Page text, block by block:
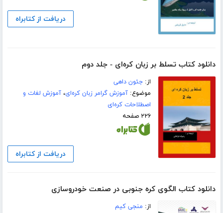
دریافت از کتابراه
دانلود کتاب تسلط بر زبان کره‌ای - جلد دوم
از:جئون داهی
موضوع:آموزش گرامر زبان کره‌ای،آموزش لغات و
اصطلاحات کره‌ای
۲۲۶ صفحه
دریافت از کتابراه
دانلود کتاب الگوی کره جنوبی در صنعت خودروسازی
از: منجی کیم